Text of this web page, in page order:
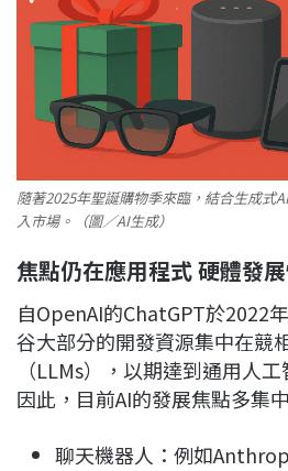
隨著2025年聖誕購物季來臨，結合生成式
入市場。（圖／AI生成）
焦點仍在應用程式 硬體發
自OpenAI的ChatGPT於2022
谷大部分的開發資源集中在競
（LLMs），以期達到通用人
因此，目前AI的發展焦點多集
聊天機器人：例如